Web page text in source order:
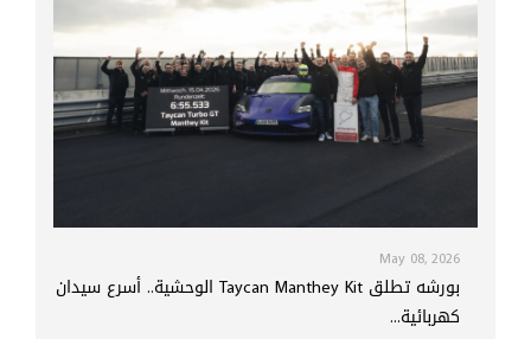
May 08, 2026
بورشه تطلق Taycan Manthey Kit الوحشية.. أسرع سيدان
كهربائية...